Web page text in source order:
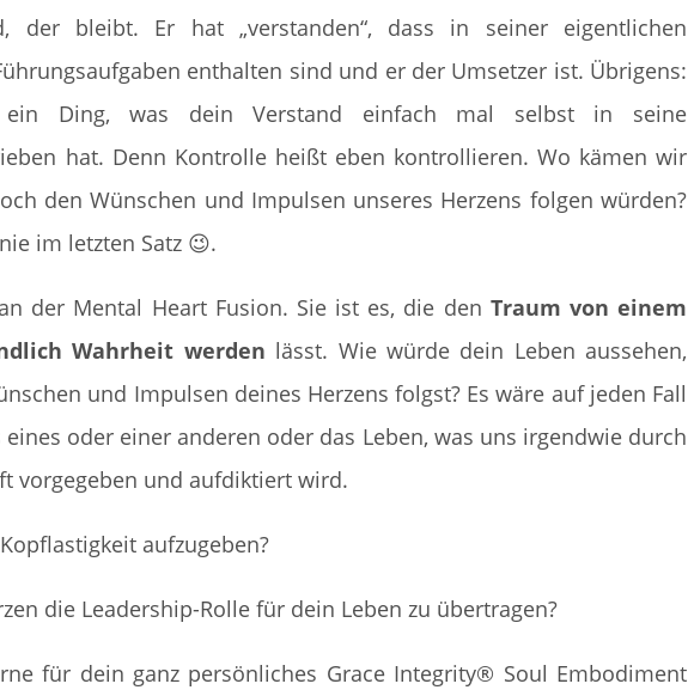
der bleibt. Er hat „verstanden“, dass in seiner eigentlichen
enthalten sind und er der Umsetzer ist. Übrigens:
Ding, was dein Verstand einfach mal selbst in seine
hat. Denn Kontrolle heißt eben kontrollieren. Wo kämen wir
den Wünschen und Impulsen unseres Herzens folgen würden?
im letzten Satz 😉.
der Mental Heart Fusion. Sie ist es, die den Traum von einem
Wahrheit werden lässt. Wie würde dein Leben aussehen,
und Impulsen deines Herzens folgst? Es wäre auf jeden Fall
oder einer anderen oder das Leben, was uns irgendwie durch
vorgegeben und aufdiktiert wird.
aufzugeben?
die Leadership-Rolle für dein Leben zu übertragen?
für dein ganz persönliches Grace Integrity® Soul Embodiment